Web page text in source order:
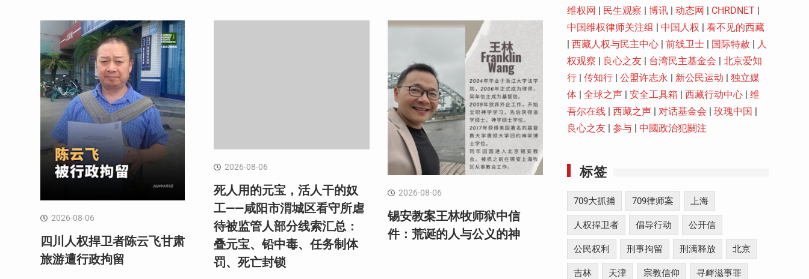
2026-08-06
四川人权捍卫者陈云飞甘肃
旅游遭行政拘留
2026-08-06
死人用的元宝，活人干的奴
工——咸阳市渭城区看守所虐
待被监管人部分线索汇总：
叠元宝、铅中毒、任务制体
罚、死亡封锁
2026-08-06
锡安教案王林牧师狱中信
件：荒诞的人与公义的神
维权网 | 民生观察 | 博讯 | 动态网 | CHRDNET |
中国维权律师关注组 | 中国人权 | 看不见的西藏
| 西藏人权与民主中心 | 前线卫士 | 国际特赦 | 人
权观察 | 良心之友 | 台湾民主基金会 | 北京爱知
行 | 传知行 | 公盟许志永 | 新公民运动 | 独立媒
体 | 全球之声 | 安全工具箱 | 西藏行动中心 | 维
吾尔在线 | 西藏之声 | 对话基金会 | 玫瑰中国 |
良心之友 | 参与 | 中國政治犯關注
标签
709大抓捕 709律师案 上海
人权捍卫者 倡导行动 公开信
公民权利 刑事拘留 刑满释放 北京
吉林 天津 宗教信仰 寻衅滋事罪